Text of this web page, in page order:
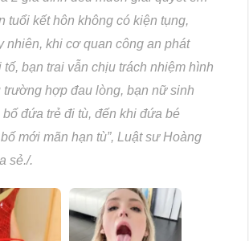
tuổi kết hôn không có kiện tụng,
nhiên, khi cơ quan công an phát
bạn trai vẫn chịu trách nhiệm hình
trường hợp đau lòng, bạn nữ sinh
đứa trẻ đi tù, đến khi đứa bé
mới mãn hạn tù”, Luật sư Hoàng
sẻ./.